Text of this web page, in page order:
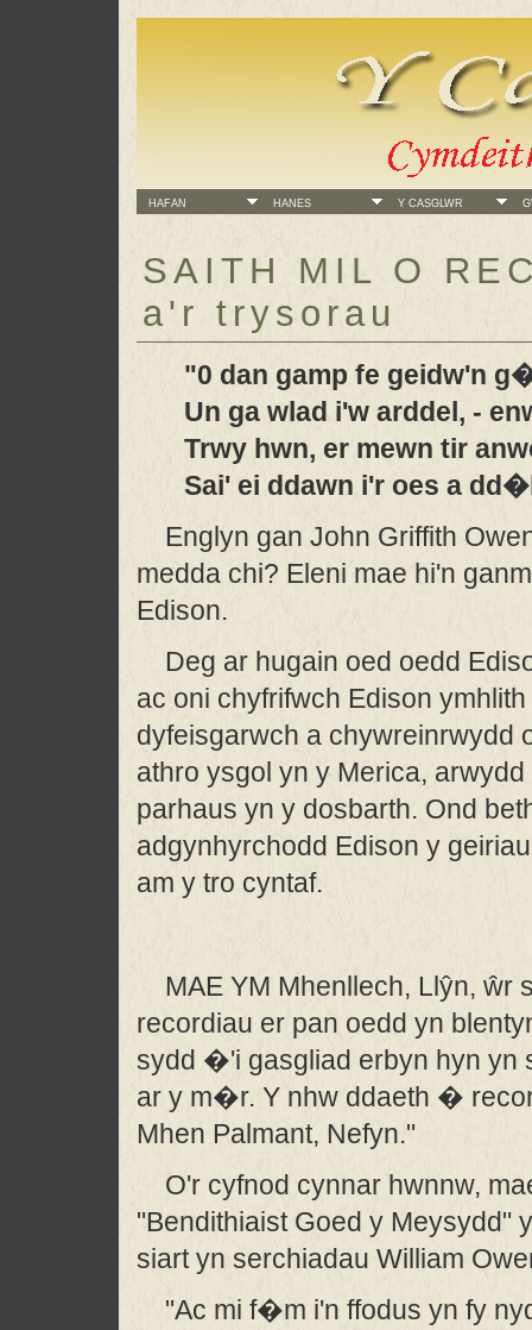
HAFAN HANES Y CASGLWR
SAITH MIL O
a'r trysorau
"0 dan gamp fe geidw'n
Un ga wlad i'w arddel, -
Trwy hwn, er mewn tir
Sai' ei ddawn i'r oes a
Englyn gan John Griffith
medda chi? Eleni mae hi'n
Edison.
Deg ar hugain oed oedd
ac oni chyfrifwch Edison
dyfeisgarwch a chywreinrwydd
athro ysgol yn y Merica,
parhaus yn y dosbarth. Ond
adgynhyrchodd Edison y
am y tro cyntaf.
MAE YM Mhenllech, Llŷn, ŵr
recordiau er pan oedd yn
sydd �'i gasgliad erbyn hyn yn
ar y m�r. Y nhw ddaeth �
Mhen Palmant, Nefyn."
O'r cyfnod cynnar hwnnw,
"Bendithiaist Goed y Meysydd"
siart yn serchiadau William
"Ac mi f�m i'n ffodus yn fy